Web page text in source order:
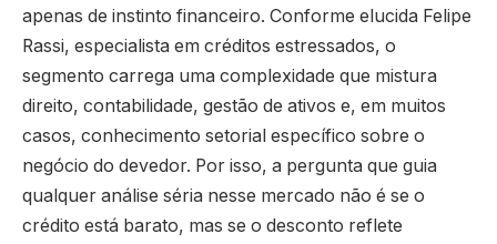
apenas de instinto financeiro. Conforme elucida Felipe
Rassi, especialista em créditos estressados, o
segmento carrega uma complexidade que mistura
direito, contabilidade, gestão de ativos e, em muitos
casos, conhecimento setorial específico sobre o
negócio do devedor. Por isso, a pergunta que guia
qualquer análise séria nesse mercado não é se o
crédito está barato, mas se o desconto reflete